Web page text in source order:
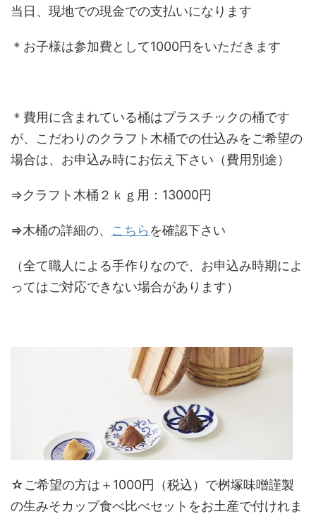
当日、現地での現金での支払いになります
＊お子様は参加費として1000円をいただきます
＊費用に含まれている桶はプラスチックの桶です
が、こだわりのクラフト木桶での仕込みをご希望の
場合は、お申込み時にお伝え下さい（費用別途）
⇒クラフト木桶２ｋｇ用：13000円
⇒木桶の詳細の、 こちら を確認下さい
（全て職人による手作りなので、お申込み時期によ
ってはご対応できない場合があります）
☆ご希望の方は＋1000円（税込）で桝塚味噌謹製
の生みそカップ食べ比べセットをお土産で付けれま